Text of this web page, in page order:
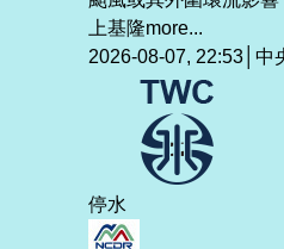
上基隆more...
2026-08-07, 22:53│中
停水